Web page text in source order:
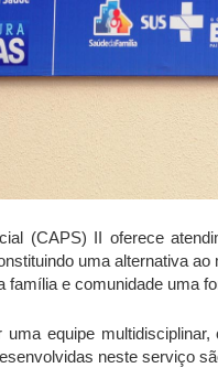
(CAPS) II oferece
uma alternativa
e comunidade uma
equipe
neste serviço